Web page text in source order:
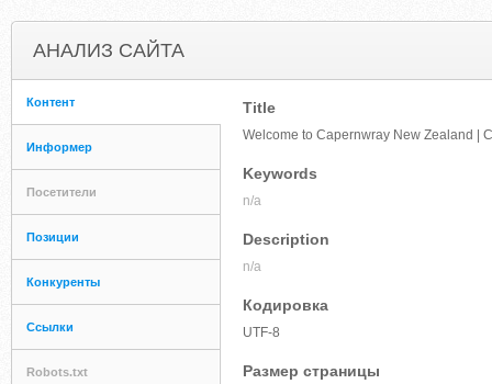
АНАЛИЗ САЙТА
Контент
Информер
Посетители
Позиции
Конкуренты
Ссылки
Robots.txt
Title
Welcome to Capernwray New Zealand |
Keywords
n/a
Description
n/a
Кодировка
UTF-8
Размер страницы